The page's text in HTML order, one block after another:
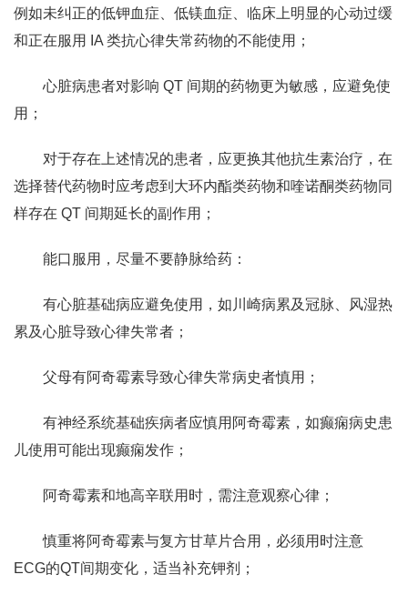
例如未纠正的低钾血症、低镁血症、临床上明显的心动过缓
和正在服用 IA 类抗心律失常药物的不能使用；
心脏病患者对影响 QT 间期的药物更为敏感，应避免使
用；
对于存在上述情况的患者，应更换其他抗生素治疗，在
选择替代药物时应考虑到大环内酯类药物和喹诺酮类药物同
样存在 QT 间期延长的副作用；
能口服用，尽量不要静脉给药：
有心脏基础病应避免使用，如川崎病累及冠脉、风湿热
累及心脏导致心律失常者；
父母有阿奇霉素导致心律失常病史者慎用；
有神经系统基础疾病者应慎用阿奇霉素，如癫痫病史患
儿使用可能出现癫痫发作；
阿奇霉素和地高辛联用时，需注意观察心律；
慎重将阿奇霉素与复方甘草片合用，必须用时注意
ECG的QT间期变化，适当补充钾剂；